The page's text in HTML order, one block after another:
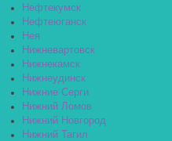
Нефтекумск
Нефтеюганск
Нея
Нижневартовск
Нижнекамск
Нижнеудинск
Нижние Серги
Нижний Ломов
Нижний Новгород
Нижний Тагил